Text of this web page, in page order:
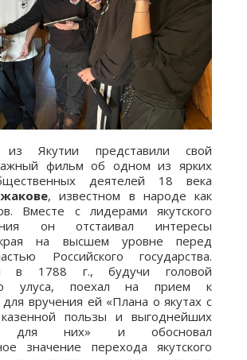
из Якутии представили свой
фильм об одном из ярких
деятелей 18 века
, известном в народе как
Вместе с лидерами якутского
он отстаивал интересы
на высшем уровне перед
Российского государства.
в 1788 г., будучи головой
улуса, поехал на прием к
вручения ей «Плана о якутах с
пользы и выгоднейших
для них» и обосновал
значение перехода якутского